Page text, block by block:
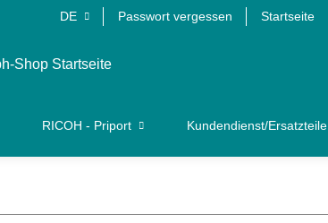
DE Passwort vergessen Startseite
RICOH - Priport Kundendienst/Ersatzteile